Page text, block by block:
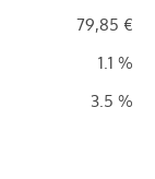
79,85 €
1.1 %
3.5 %